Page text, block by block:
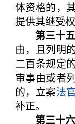
体资格的，
提供其继受
第三十
由，且列明
二百条规定
审事由或者
的，立案法
补正。
第三十